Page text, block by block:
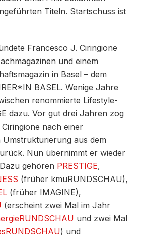
Titeln. Startschuss ist
Francesco J. Ciringione
und einem
in Basel – dem
BASEL. Wenige Jahre
renommierte Lifestyle-
dazu. Vor gut drei Jahren zog
nach einer
aus dem
Nun übernimmt er wieder
gehören PRESTIGE,
(früher kmuRUNDSCHAU),
(früher IMAGINE),
(erscheint zwei Mal im Jahr
und zwei Mal
) und